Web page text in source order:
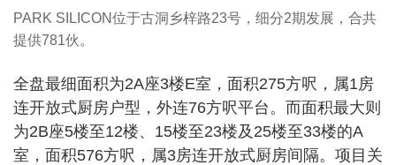
PARK SILICON位于古洞乡梓路23号，细分2期发展，合共
提供781伙。
全盘最细面积为2A座3楼E室，面积275方呎，属1房
连开放式厨房户型，外连76方呎平台。而面积最大则
为2B座5楼至12楼、15楼至23楼及25楼至33楼的A
室，面积576方呎，属3房连开放式厨房间隔。项目关